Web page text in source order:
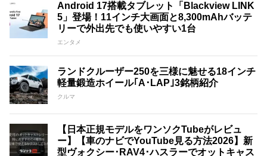
Android 17搭載タブレット「Blackview LINK
5」登場！11インチ大画面と8,300mAhバッテ
リーで外出先でも使いやすい1台
エンタメ
ランドクルーザー250を三様に魅せる18インチ
軽量鍛造ホイール｢A･LAP｣3銘柄紹介
クルマ
【日本正規モデルをワンソクTubeがレビュ
ー】【車のナビでYouTube見る方法2026】新
型ヴォクシー･RAV4･ハスラーでオットキャス